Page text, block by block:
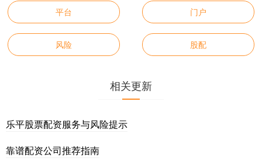
平台 门户
风险 股配
相关更新
乐平股票配资服务与风险提示
靠谱配资公司推荐指南